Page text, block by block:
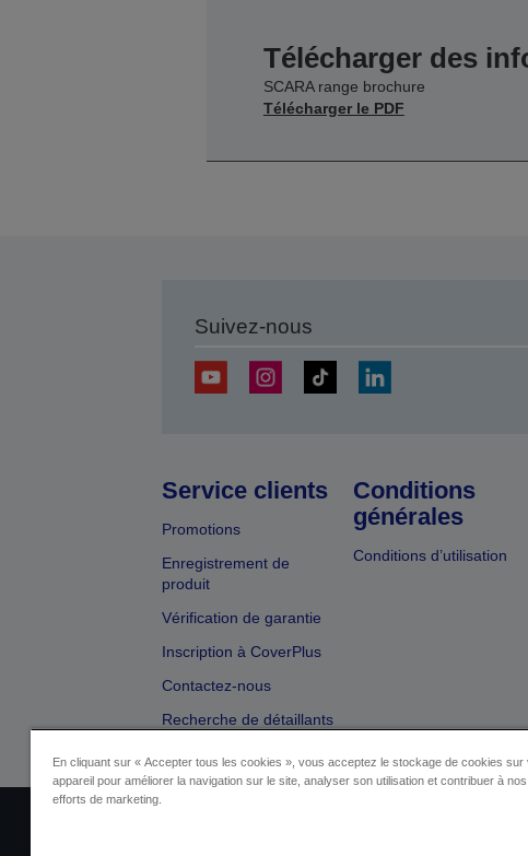
Télécharger des
SCARA range brochure
Télécharger le PDF
Suivez-nous
Service clients
Promotions
Enregistrement de
produit
Vérification de garantie
Inscription à CoverPlus
Contactez-nous
Recherche de détaillants
Conditions
générales
Conditions d’utilisation
En cliquant sur « Accepter tous les cookies », vous acceptez le stockage de cookies sur
appareil pour améliorer la navigation sur le site, analyser son utilisation et contribuer à nos
efforts de marketing.